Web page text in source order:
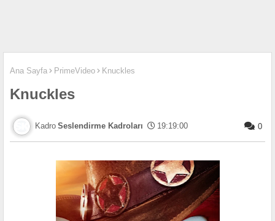
Ana Sayfa PrimeVideo Knuckles
Knuckles
Seslendirme Kadroları 19:19:00 0